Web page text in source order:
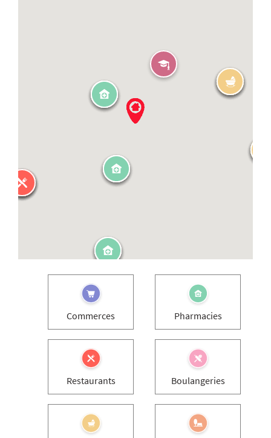
Commerces Pharmacies
Restaurants Boulangeries